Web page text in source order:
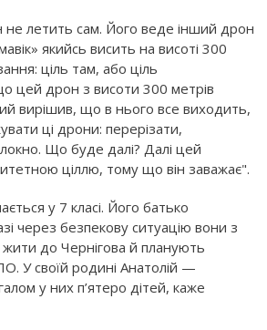
не летить сам. Його веде інший дрон
якийсь висить на висоті 300
ціль там, або ціль
цей дрон з висоти 300 метрів
вирішив, що в нього все виходить,
ці дрони: перерізати,
Що буде далі? Далі цей
ціллю, тому що він заважає".
у 7 класі. Його батько
через безпекову ситуацію вони з
до Чернігова й планують
У своїй родині Анатолій —
у них п’ятеро дітей, каже